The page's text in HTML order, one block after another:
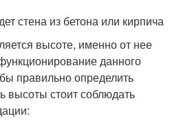
стена из бетона или кирпича
высоте, именно от нее
данного
правильно определить
высоты стоит соблюдать